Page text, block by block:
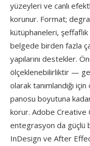
yüzeyleri ve canlı
korunur. Format;
kütüphaneleri,
belgede birden fazla
yapılarını destekler.
ölçeklenebilirliktir —
olarak tanımlandığı
panosu boyutuna
korur. Adobe Creative
entegrasyon da güçlü
InDesign ve After